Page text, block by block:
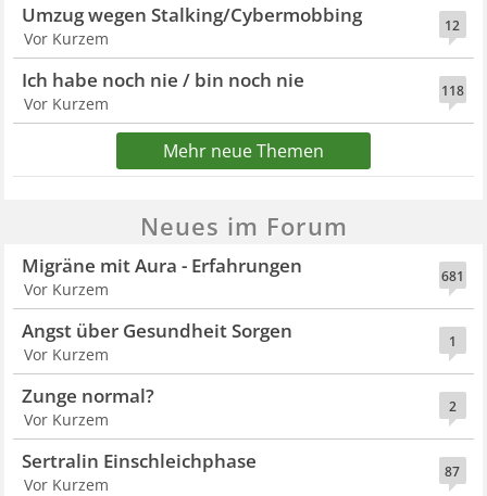
12
Umzug wegen Stalking/Cybermobbing
Vor Kurzem
118
Ich habe noch nie / bin noch nie
Vor Kurzem
Mehr neue Themen
Neues im Forum
681
Migräne mit Aura - Erfahrungen
Vor Kurzem
1
Angst über Gesundheit Sorgen
Vor Kurzem
2
Zunge normal?
Vor Kurzem
87
Sertralin Einschleichphase
Vor Kurzem